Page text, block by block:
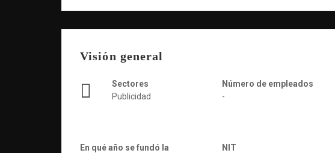
Visión general
Sectores
Publicidad
Número de empleados
-
En qué año se fundó la
NIT